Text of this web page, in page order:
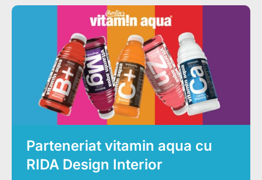
Parteneriat vitamin aqua cu
RIDA Design Interior